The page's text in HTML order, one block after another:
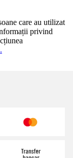
care au utilizat
privind